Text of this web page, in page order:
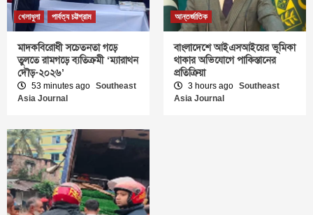
খেলাধুলা পার্বত্য চট্টগ্রাম
মাদকবিরোধী সচেতনতা গড়ে
তুলতে রামগড়ে ব্যতিক্রমী ‘ম্যারাথন
দৌড়-২০২৬’
53 minutes ago Southeast
Asia Journal
আন্তর্জাতিক
বাংলাদেশে আইএসআইয়ের ভূমিকা
থাকার অভিযোগে পাকিস্তানের
প্রতিক্রিয়া
3 hours ago Southeast
Asia Journal